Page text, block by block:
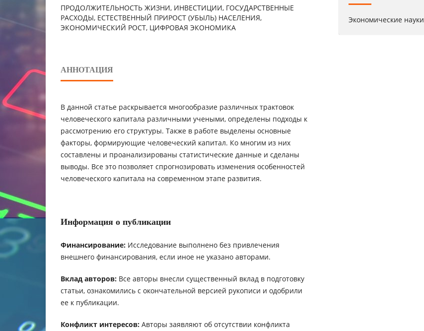
ПРОДОЛЖИТЕЛЬНОСТЬ ЖИЗНИ, ИНВЕСТИЦИИ, ГОСУДАРСТВЕННЫЕ
РАСХОДЫ, ЕСТЕСТВЕННЫЙ ПРИРОСТ (УБЫЛЬ) НАСЕЛЕНИЯ,
ЭКОНОМИЧЕСКИЙ РОСТ, ЦИФРОВАЯ ЭКОНОМИКА
АННОТАЦИЯ
В данной статье раскрывается многообразие различных трактовок
человеческого капитала различными учеными, определены подходы к
рассмотрению его структуры. Также в работе выделены основные
факторы, формирующие человеческий капитал. Ко многим из них
составлены и проанализированы статистические данные и сделаны
выводы. Все это позволяет спрогнозировать изменения особенностей
человеческого капитала на современном этапе развития.
Информация о публикации
Финансирование: Исследование выполнено без привлечения
внешнего финансирования, если иное не указано авторами.
Вклад авторов: Все авторы внесли существенный вклад в подготовку
статьи, ознакомились с окончательной версией рукописи и одобрили
ее к публикации.
Конфликт интересов: Авторы заявляют об отсутствии конфликта
Экономические науки